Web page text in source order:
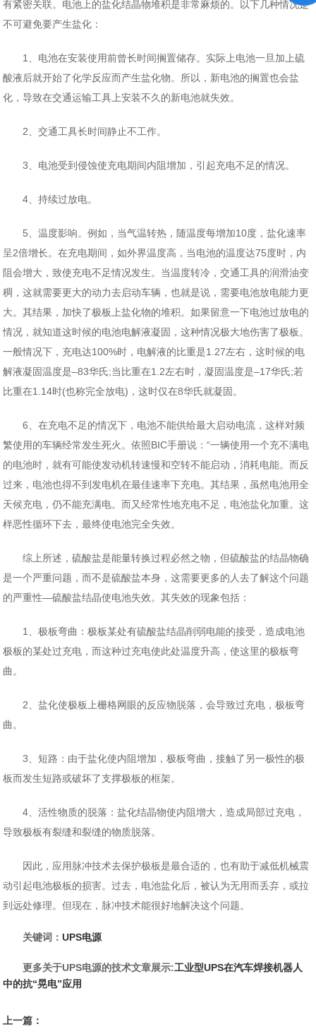
有紧密关联。电池上的盐化结晶物堆积是非常麻烦的。以下几种情况是
不可避免要产生盐化：
1、电池在安装使用前曾长时间搁置储存。实际上电池一旦加上硫
酸液后就开始了化学反应而产生盐化物。所以，新电池的搁置也会盐
化，导致在交通运输工具上安装不久的新电池就失效。
2、交通工具长时间静止不工作。
3、电池受到侵蚀使充电期间内阻增加，引起充电不足的情况。
4、持续过放电。
5、温度影响。例如，当气温转热，随温度每增加10度，盐化速率
呈2倍增长。在充电期间，如外界温度高，当电池的温度达75度时，内
阻会增大，致使充电不足情况发生。当温度转冷，交通工具的润滑油变
稠，这就需要更大的动力去启动车辆，也就是说，需要电池放电能力更
大。其结果，加快了极板上盐化物的堆积。如果留意一下电池过放电的
情况，就知道这时候的电池电解液凝固，这种情况极大地伤害了极板。
一般情况下，充电达100%时，电解液的比重是1.27左右，这时候的电
解液凝固温度是–83华氏;当比重在1.2左右时，凝固温度是–17华氏;若
比重在1.14时(也称完全放电)，这时仅在8华氏就凝固。
6、在充电不足的情况下，电池不能供给最大启动电流，这样对频
繁使用的车辆经常发生死火。依照BIC手册说：“一辆使用一个充不满电
的电池时，就有可能使发动机转速慢和空转不能启动，消耗电能。而反
过来，电池也得不到发电机在最佳速率下充电。其结果，虽然电池用全
天候充电，仍不能充满电。而又经常性地充电不足，电池盐化加重。这
样恶性循环下去，最终使电池完全失效。
综上所述，硫酸盐是能量转换过程必然之物，但硫酸盐的结晶物确
是一个严重问题，而不是硫酸盐本身，这需要更多的人去了解这个问题
的严重性—硫酸盐结晶使电池失效。其失效的现象包括：
1、极板弯曲：极板某处有硫酸盐结晶削弱电能的接受，造成电池
极板的某处过充电，而这种过充电使此处温度升高，使这里的极板弯
曲。
2、盐化使极板上栅格网眼的反应物脱落，会导致过充电，极板弯
曲。
3、短路：由于盐化使内阻增加，极板弯曲，接触了另一极性的极
板而发生短路或破坏了支撑极板的框架。
4、活性物质的脱落：盐化结晶物使内阻增大，造成局部过充电，
导致极板有裂缝和裂缝的物质脱落。
因此，应用脉冲技术去保护极板是最合适的，也有助于减低机械震
动引起电池极板的损害。过去，电池盐化后，被认为无用而丢弃，或拉
到远处修理。但现在，脉冲技术能很好地解决这个问题。
关键词：UPS电源
更多关于UPS电源的技术文章展示:工业型UPS在汽车焊接机器人
中的抗“晃电”应用
上一篇：